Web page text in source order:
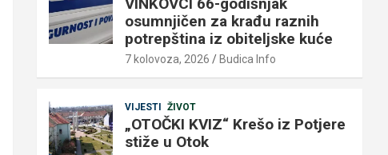
osumnjičen za krađu raznih
potrepština iz obiteljske kuće
7 kolovoza, 2026 Budica Info
VIJESTI ŽIVOT
„OTOČKI KVIZ“ Krešo iz Potjere
stiže u Otok